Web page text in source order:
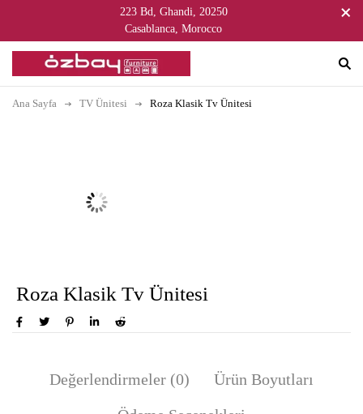
223 Bd, Ghandi, 20250
Casablanca, Morocco
Ana Sayfa TV Ünitesi Roza Klasik Tv Ünitesi
Roza Klasik Tv Ünitesi
Değerlendirmeler (0)
Ürün Boyutları